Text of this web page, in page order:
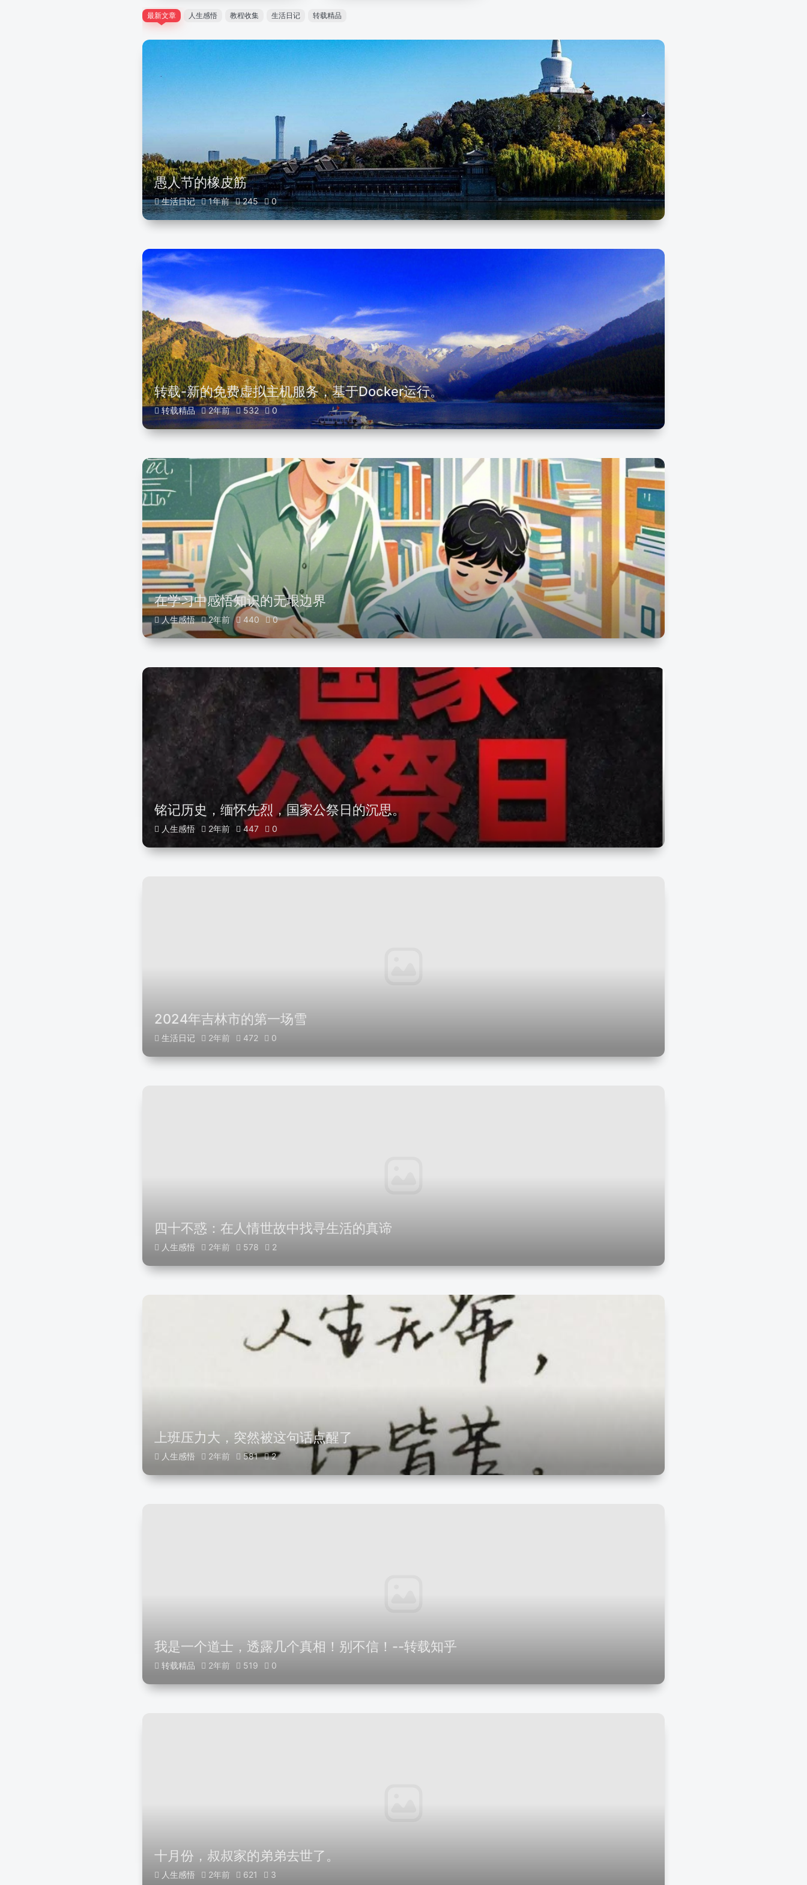
最新文章 人生感悟 教程收集 生活日记 转载精品
愚人节的橡皮筋
生活日记 1年前 245 0
转载-新的免费虚拟主机服务，基于Docker运行。
转载精品 2年前 532 0
在学习中感悟知识的无垠边界
人生感悟 2年前 440 0
铭记历史，缅怀先烈，国家公祭日的沉思。
人生感悟 2年前 447 0
2024年吉林市的第一场雪
生活日记 2年前 472 0
四十不惑：在人情世故中找寻生活的真谛
人生感悟 2年前 578 2
上班压力大，突然被这句话点醒了
人生感悟 2年前 581 2
我是一个道士，透露几个真相！别不信！--转载知乎
转载精品 2年前 519 0
十月份，叔叔家的弟弟去世了。
人生感悟 2年前 621 3